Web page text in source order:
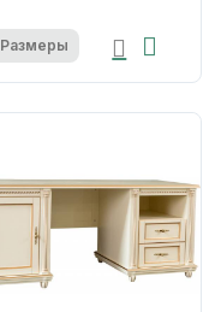
Размеры